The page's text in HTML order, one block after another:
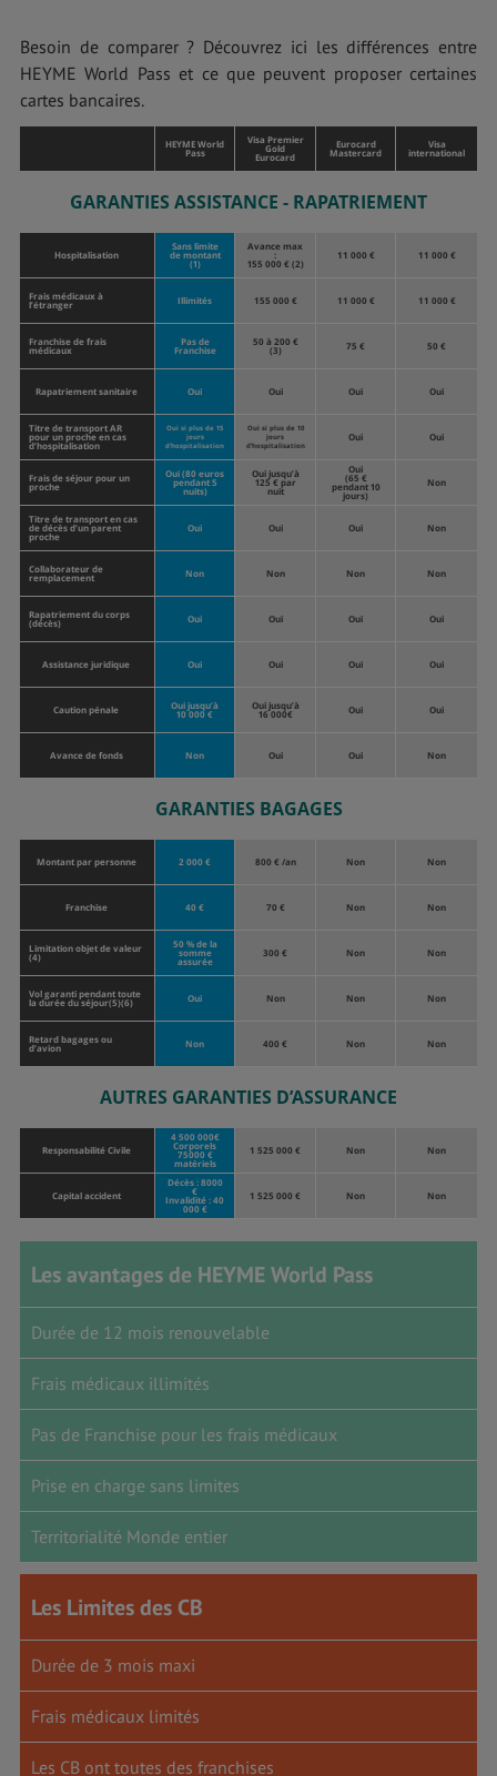
Besoin de comparer ? Découvrez ici les différences entre
HEYME World Pass et ce que peuvent proposer certaines
cartes bancaires.
HEYME World
Pass
Visa Premier
Gold
Eurocard
Eurocard
Mastercard
Visa
international
GARANTIES ASSISTANCE - RAPATRIEMENT
Hospitalisation
Sans limite
de montant
(1)
Avance max
:
155 000 € (2)
11 000 € 11 000 €
Frais médicaux à
l’étranger Illimités 155 000 € 11 000 € 11 000 €
Franchise de frais
médicaux
Pas de
Franchise
50 à 200 €
(3) 75 € 50 €
Rapatriement sanitaire Oui Oui Oui Oui
Titre de transport AR
pour un proche en cas
d’hospitalisation
Oui si plus de 15
jours
d’hospitalisation
Oui si plus de 10
jours
d’hospitalisation
Oui Oui
Frais de séjour pour un
proche
Oui (80 euros
pendant 5
nuits)
Oui jusqu’à
125 € par
nuit
Oui
(65 €
pendant 10
jours)
Non
Titre de transport en cas
de décès d’un parent
proche
Oui Oui Oui Non
Collaborateur de
remplacement Non Non Non Non
Rapatriement du corps
(décès) Oui Oui Oui Oui
Assistance juridique Oui Oui Oui Oui
Caution pénale Oui jusqu’à
10 000 €
Oui jusqu’à
16 000€ Oui Oui
Avance de fonds Non Oui Oui Non
GARANTIES BAGAGES
Montant par personne 2 000 € 800 € /an Non Non
Franchise 40 € 70 € Non Non
Limitation objet de valeur
(4)
50 % de la
somme
assurée
300 € Non Non
Vol garanti pendant toute
la durée du séjour(5)(6) Oui Non Non Non
Retard bagages ou
d’avion Non 400 € Non Non
AUTRES GARANTIES D’ASSURANCE
Responsabilité Civile
4 500 000€
Corporels
75000 €
matériels
1 525 000 € Non Non
Capital accident
Décès : 8000
€
Invalidité : 40
000 €
1 525 000 € Non Non
Les avantages de HEYME World Pass
Durée de 12 mois renouvelable
Frais médicaux illimités
Pas de Franchise pour les frais médicaux
Prise en charge sans limites
Territorialité Monde entier
Les Limites des CB
Durée de 3 mois maxi
Frais médicaux limités
Les CB ont toutes des franchises